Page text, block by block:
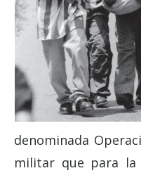
denominada
militar que para la